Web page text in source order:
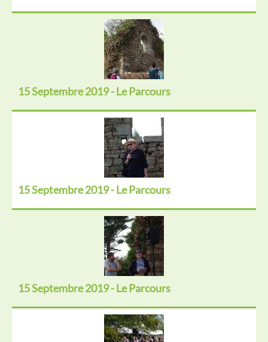
15 Septembre 2019 - Le Parcours
15 Septembre 2019 - Le Parcours
15 Septembre 2019 - Le Parcours